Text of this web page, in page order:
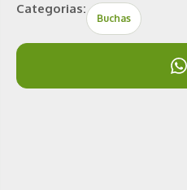
Categorias:
Buchas